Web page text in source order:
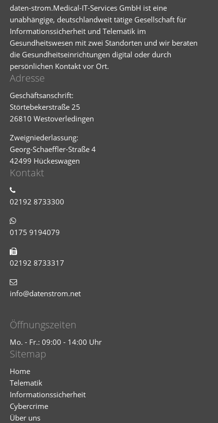
daten-strom.Medical-IT-Services GmbH ist eine
unabhängige, deutschlandweit tätige Gesellschaft für
Informationssicherheit und Telematik im
Gesundheitswesen mit zwei Standorten und wir beraten
die Gesundheitseinrichtungen digital oder durch
persönlichen Kontakt vor Ort.
Adresse
Geschäftsanschrift:
Störtebekerstraße 25
26810 Westoverledingen
Zweigniederlassung:
Georg-Schaeffler-Straße 4
42499 Hückeswagen
Kontakt
02192 8733300
0175 9194079
02192 8733317
info@datenstrom.net
Öffnungszeiten
Mo. - Fr.: 09:00 - 14:00 Uhr
Sitemap
Home
Telematik
Informationssicherheit
Cybercrime
Über uns